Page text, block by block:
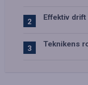
Effektiv
Teknikens